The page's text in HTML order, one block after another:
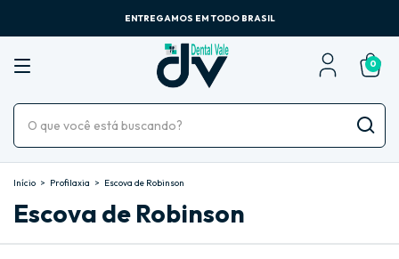
ENTREGAMOS EM TODO BRASIL
0
Início > Profilaxia > Escova de Robinson
Escova de Robinson